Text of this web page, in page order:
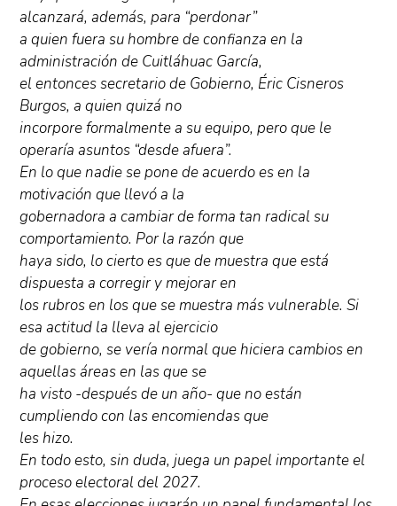
alcanzará, además, para “perdonar”
a quien fuera su hombre de confianza en la
administración de Cuitláhuac García,
el entonces secretario de Gobierno, Éric Cisneros
Burgos, a quien quizá no
incorpore formalmente a su equipo, pero que le
operaría asuntos “desde afuera”.
En lo que nadie se pone de acuerdo es en la
motivación que llevó a la
gobernadora a cambiar de forma tan radical su
comportamiento. Por la razón que
haya sido, lo cierto es que de muestra que está
dispuesta a corregir y mejorar en
los rubros en los que se muestra más vulnerable. Si
esa actitud la lleva al ejercicio
de gobierno, se vería normal que hiciera cambios en
aquellas áreas en las que se
ha visto -después de un año- que no están
cumpliendo con las encomiendas que
les hizo.
En todo esto, sin duda, juega un papel importante el
proceso electoral del 2027.